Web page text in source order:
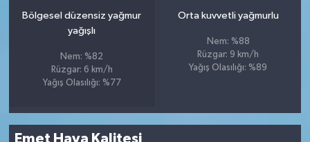
Bölgesel düzensiz yağmur
yağışlı
Nem: %82
Rüzgar: 6 km/h
Yağış Olasılığı: %77
Orta kuvvetli yağmurlu
Nem: %88
Rüzgar: 9 km/h
Yağış Olasılığı: %89
Emet Hava Kalitesi